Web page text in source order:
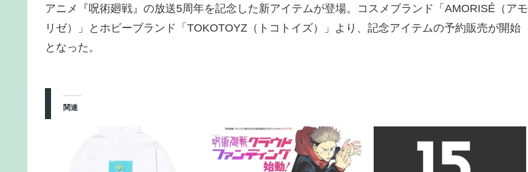
アニメ『呪術廻戦』の放送5周年を記念した新アイテムが登場。コスメブランド「AMORISÉ（アモ
リゼ）」とホビーブランド「TOKOTOYZ（トコトイズ）」より、記念アイテムの予約販売が開始
となった。
関連